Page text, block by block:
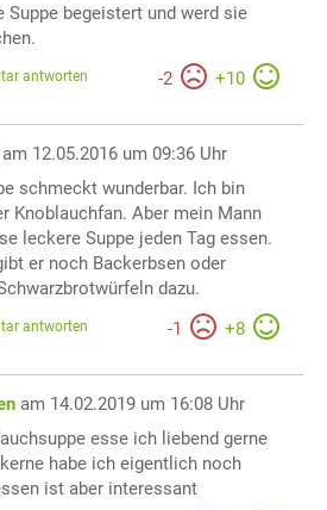
Suppe begeistert und werd sie
-2 +10
antworten
am 12.05.2016 um 09:36 Uhr
schmeckt wunderbar. Ich bin
Knoblauchfan. Aber mein Mann
leckere Suppe jeden Tag essen.
er noch Backerbsen oder
dazu.
-1 +8
antworten
am 14.02.2019 um 16:08 Uhr
esse ich liebend gerne
habe ich eigentlich noch
ist aber interessant